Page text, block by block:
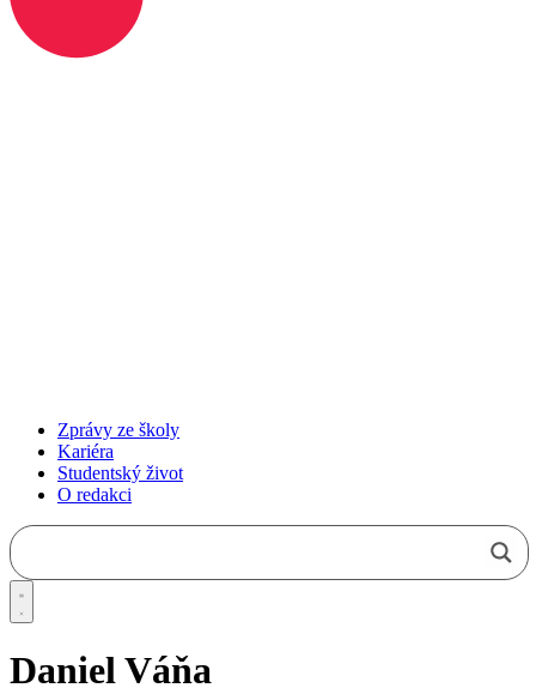
Zprávy ze školy
Kariéra
Studentský život
O redakci
Daniel Váňa